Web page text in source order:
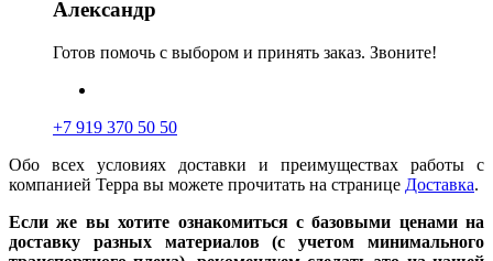
Александр
Готов помочь с выбором и принять заказ. Звоните!
+7 919 370 50 50
Обо всех условиях доставки и преимуществах работы с
компанией Терра вы можете прочитать на странице Доставка.
Если же вы хотите ознакомиться с базовыми ценами на
доставку разных материалов (с учетом минимального